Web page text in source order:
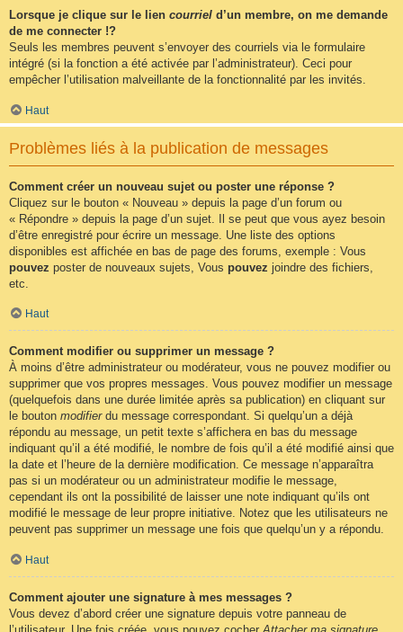
Lorsque je clique sur le lien courriel d’un membre, on me demande
de me connecter !?
Seuls les membres peuvent s’envoyer des courriels via le formulaire
intégré (si la fonction a été activée par l’administrateur). Ceci pour
empêcher l’utilisation malveillante de la fonctionnalité par les invités.
Haut
Problèmes liés à la publication de messages
Comment créer un nouveau sujet ou poster une réponse ?
Cliquez sur le bouton « Nouveau » depuis la page d’un forum ou
« Répondre » depuis la page d’un sujet. Il se peut que vous ayez besoin
d’être enregistré pour écrire un message. Une liste des options
disponibles est affichée en bas de page des forums, exemple : Vous
pouvez poster de nouveaux sujets, Vous pouvez joindre des fichiers,
etc.
Haut
Comment modifier ou supprimer un message ?
À moins d’être administrateur ou modérateur, vous ne pouvez modifier ou
supprimer que vos propres messages. Vous pouvez modifier un message
(quelquefois dans une durée limitée après sa publication) en cliquant sur
le bouton modifierdu message correspondant. Si quelqu’un a déjà
répondu au message, un petit texte s’affichera en bas du message
indiquant qu’il a été modifié, le nombre de fois qu’il a été modifié ainsi que
la date et l’heure de la dernière modification. Ce message n’apparaîtra
pas si un modérateur ou un administrateur modifie le message,
cependant ils ont la possibilité de laisser une note indiquant qu’ils ont
modifié le message de leur propre initiative. Notez que les utilisateurs ne
peuvent pas supprimer un message une fois que quelqu’un y a répondu.
Haut
Comment ajouter une signature à mes messages ?
Vous devez d’abord créer une signature depuis votre panneau de